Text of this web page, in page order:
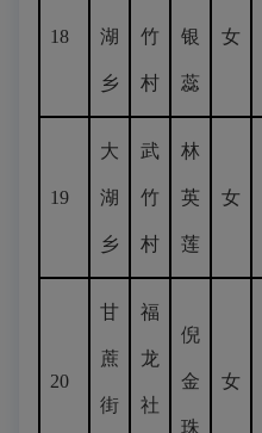
18 湖
乡
竹
村
银
蕊
女
19
大
湖
乡
武
竹
村
林
英
莲
女
20
甘
蔗
街
福
龙
社
倪
金
珠
女